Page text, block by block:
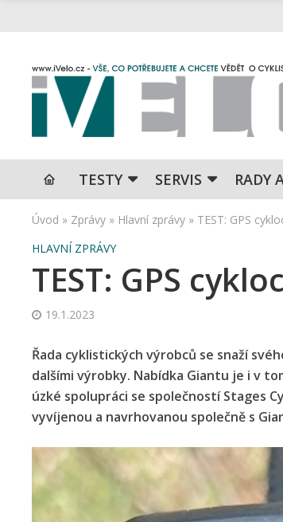
TESTY SERVIS RADY
Úvod » Zprávy » Hlavní zprávy » TEST: GPS
HLAVNÍ ZPRÁVY
TEST: GPS
19.1.2023
Řada cyklistických výrobců se snaží
dalšími výrobky. Nabídka Giantu je i v
úzké spolupráci se společností Stages
vyvíjenou a navrhovanou společně s